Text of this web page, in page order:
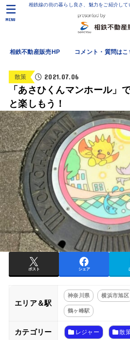
相鉄線の街の暮らし良さ、魅力をご紹介して
相鉄不動産販売HP コメント・質問はこ
MENU
散策 2021.07.06
「あさひくんマンホール」
と楽しもう！
ポスト シェア
エリア＆駅
神奈川県 横浜市旭区
鶴ヶ峰駅
カテゴリー レジャー 散